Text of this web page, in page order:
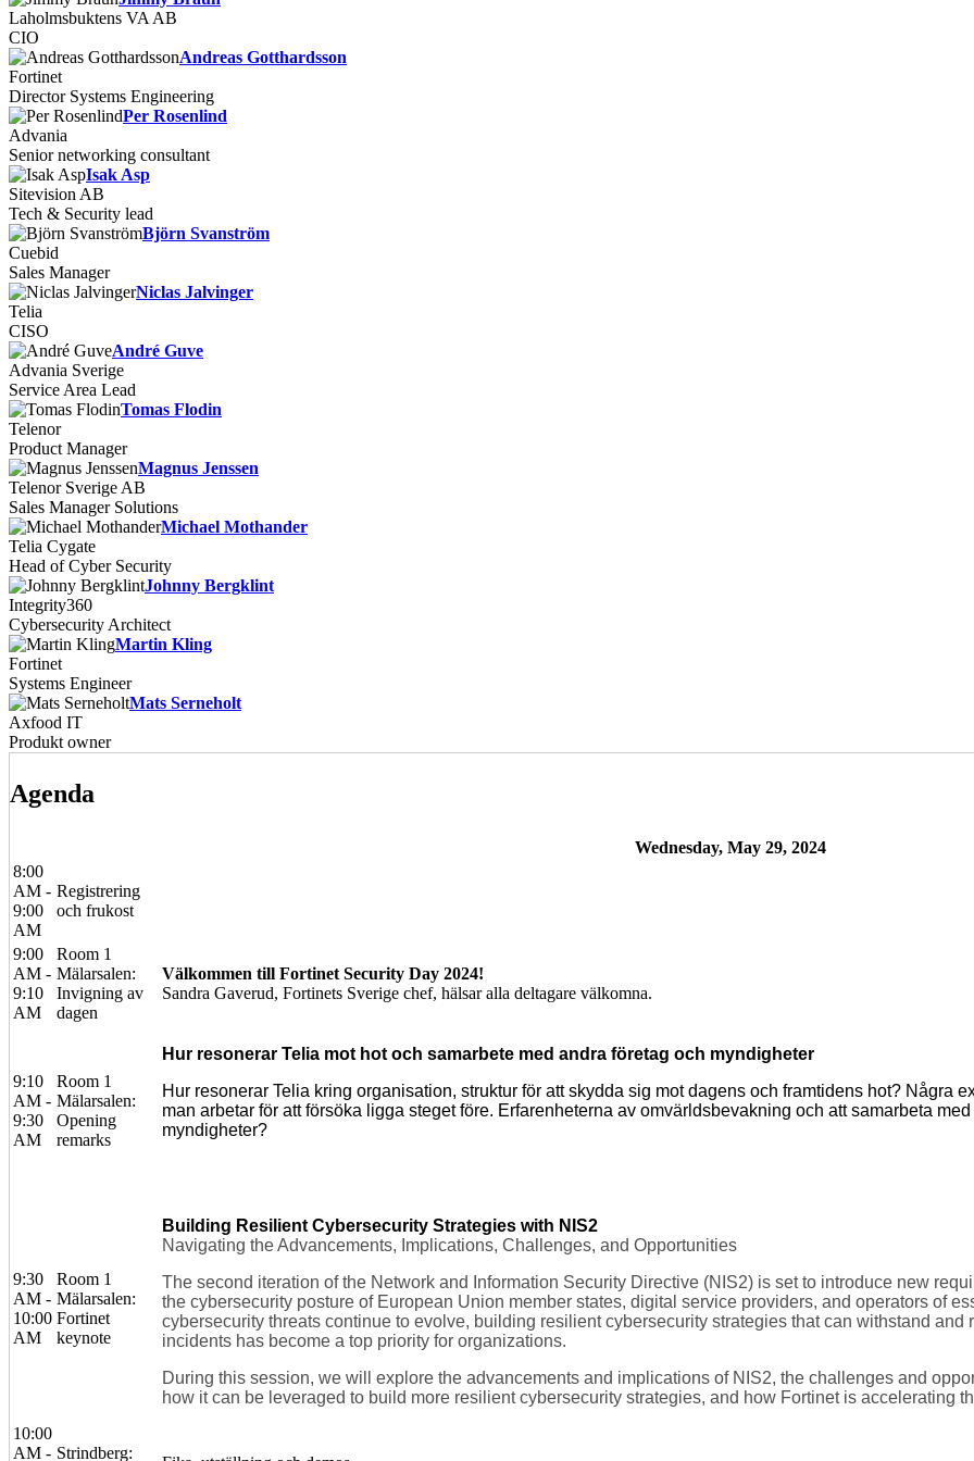
Laholmsbuktens VA AB
CIO
Andreas Gotthardsson
Fortinet
Director Systems Engineering
Per Rosenlind
Advania
Senior networking consultant
Isak Asp
Sitevision AB
Tech & Security lead
Björn Svanström
Cuebid
Sales Manager
Niclas Jalvinger
Telia
CISO
André Guve
Advania Sverige
Service Area Lead
Tomas Flodin
Telenor
Product Manager
Magnus Jenssen
Telenor Sverige AB
Sales Manager Solutions
Michael Mothander
Telia Cygate
Head of Cyber Security
Johnny Bergklint
Integrity360
Cybersecurity Architect
Martin Kling
Fortinet
Systems Engineer
Mats Serneholt
Axfood IT
Produkt owner
Agenda
Wednesday, May 29, 2024
8:00
AM -
9:00
AM
Registrering
och frukost
9:00
AM -
9:10
AM
Room 1
Mälarsalen:
Invigning av
dagen
Välkommen till Fortinet Security Day 2024!
Sandra Gaverud, Fortinets Sverige chef, hälsar alla deltagare välkomna.
9:10
AM -
9:30
AM
Room 1
Mälarsalen:
Opening
remarks
Hur resonerar Telia mot hot och samarbete med andra företag och myndigheter
Hur resonerar Telia kring organisation, struktur för att skydda sig mot dagens och framtidens hot? Några
man arbetar för att försöka ligga steget före. Erfarenheterna av omvärldsbevakning och att samarbeta
myndigheter?
9:30
AM -
10:00
AM
Room 1
Mälarsalen:
Fortinet
keynote
Building Resilient Cybersecurity Strategies with NIS2
Navigating the Advancements, Implications, Challenges, and Opportunities
The second iteration of the Network and Information Security Directive (NIS2) is set to introduce new
the cybersecurity posture of European Union member states, digital service providers, and operators of
cybersecurity threats continue to evolve, building resilient cybersecurity strategies that can withstand and
incidents has become a top priority for organizations.
During this session, we will explore the advancements and implications of NIS2, the challenges and
how it can be leveraged to build more resilient cybersecurity strategies, and how Fortinet is accelerating
10:00
AM - Strindberg: